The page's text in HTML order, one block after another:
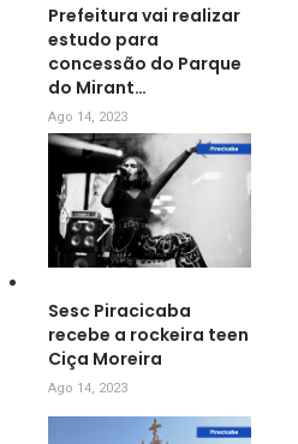
Prefeitura vai realizar
estudo para
concessão do Parque
do Mirant…
Ago 14, 2023
Sesc Piracicaba
recebe a rockeira teen
Ciça Moreira
Ago 14, 2023